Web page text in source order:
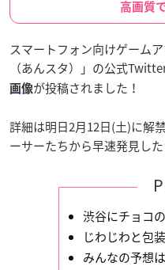
高画質
スマートフォン向けゲーム
（あんスタ）」の公式Twitter
画像が投稿されました！
詳細は明日2月12日(土)に解
ーサーたちから早速発見し
渋谷にチョコ
じわじわと包
みんなの予想